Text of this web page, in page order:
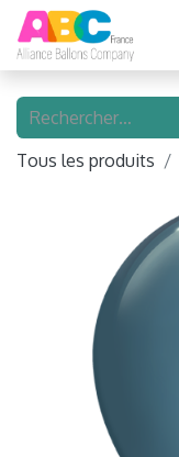
Tous les produits